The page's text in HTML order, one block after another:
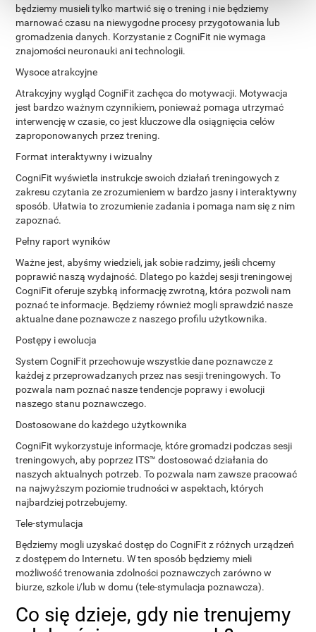
będziemy musieli tylko martwić się o trening i nie będziemy
marnować czasu na niewygodne procesy przygotowania lub
gromadzenia danych. Korzystanie z CogniFit nie wymaga
znajomości neuronauki ani technologii.
Wysoce atrakcyjne
Atrakcyjny wygląd CogniFit zachęca do motywacji. Motywacja
jest bardzo ważnym czynnikiem, ponieważ pomaga utrzymać
interwencję w czasie, co jest kluczowe dla osiągnięcia celów
zaproponowanych przez trening.
Format interaktywny i wizualny
CogniFit wyświetla instrukcje swoich działań treningowych z
zakresu czytania ze zrozumieniem w bardzo jasny i interaktywny
sposób. Ułatwia to zrozumienie zadania i pomaga nam się z nim
zapoznać.
Pełny raport wyników
Ważne jest, abyśmy wiedzieli, jak sobie radzimy, jeśli chcemy
poprawić naszą wydajność. Dlatego po każdej sesji treningowej
CogniFit oferuje szybką informację zwrotną, która pozwoli nam
poznać te informacje. Będziemy również mogli sprawdzić nasze
aktualne dane poznawcze z naszego profilu użytkownika.
Postępy i ewolucja
System CogniFit przechowuje wszystkie dane poznawcze z
każdej z przeprowadzanych przez nas sesji treningowych. To
pozwala nam poznać nasze tendencje poprawy i ewolucji
naszego stanu poznawczego.
Dostosowane do każdego użytkownika
CogniFit wykorzystuje informacje, które gromadzi podczas sesji
treningowych, aby poprzez ITS™ dostosować działania do
naszych aktualnych potrzeb. To pozwala nam zawsze pracować
na najwyższym poziomie trudności w aspektach, których
najbardziej potrzebujemy.
Tele-stymulacja
Będziemy mogli uzyskać dostęp do CogniFit z różnych urządzeń
z dostępem do Internetu. W ten sposób będziemy mieli
możliwość trenowania zdolności poznawczych zarówno w
biurze, szkole i/lub w domu (tele-stymulacja poznawcza).
Co się dzieje, gdy nie trenujemy